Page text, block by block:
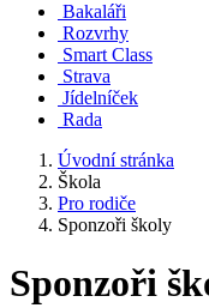
Bakaláři
Rozvrhy
Smart Class
Strava
Jídelníček
Rada
Úvodní stránka
Škola
Pro rodiče
Sponzoři školy
Sponzoři